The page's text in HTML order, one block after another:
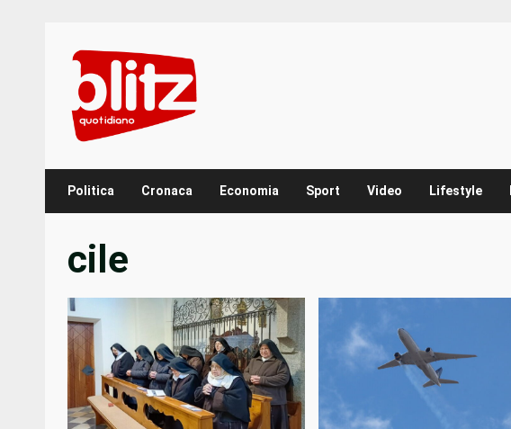
content
Politica Cronaca Economia Sport Video Lifestyle
cile